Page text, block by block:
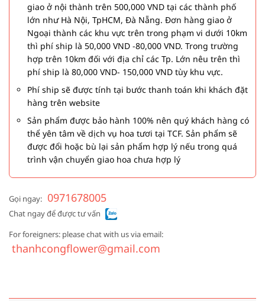
giao ở nội thành trên 500,000 VND tại các thành phố
lớn như Hà Nội, TpHCM, Đà Nẵng. Đơn hàng giao ở
Ngoại thành các khu vực trên trong phạm vi dưới 10km
thì phí ship là 50,000 VND -80,000 VND. Trong trường
hợp trên 10km đối với địa chỉ các Tp. Lớn nêu trên thì
phí ship là 80,000 VND- 150,000 VND tùy khu vực.
Phí ship sẽ được tính tại bước thanh toán khi khách đặt
hàng trên website
Sản phẩm được bảo hành 100% nên quý khách hàng có
thể yên tâm về dịch vụ hoa tươi tại TCF. Sản phẩm sẽ
được đổi hoặc bù lại sản phẩm hợp lý nếu trong quá
trình vận chuyển giao hoa chưa hợp lý
Gọi ngay: 0971678005
Chat ngay để được tư vấn
For foreigners: please chat with us via email:
thanhcongflower@gmail.com